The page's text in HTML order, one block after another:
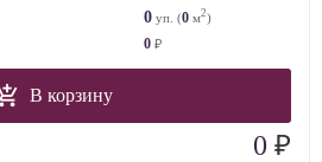
0 уп. (0 м2)
0 ₽
В корзину
0 ₽